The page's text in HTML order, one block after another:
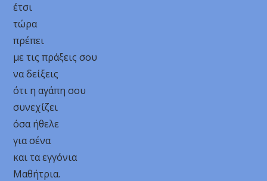
έτσι
τώρα
πρέπει
με τις πράξεις σου
να δείξεις
ότι η αγάπη σου
συνεχίζει
όσα ήθελε
για σένα
και τα εγγόνια
Μαθήτρια.